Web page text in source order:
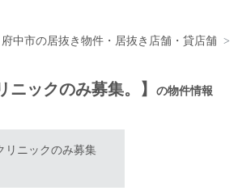
府中市の居抜き物件・居抜き店舗・貸店舗
ックのみ募集。】 の物件情報
リニックのみ募集